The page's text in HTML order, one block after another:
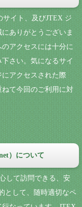
イト、及びJTEX ジ
ありがとうございま
アクセスには十分に
さい。気になるサイ
にアクセスされた際
て今回のご利用に対
）について
して訪問できる、安
として、随時適切なペ